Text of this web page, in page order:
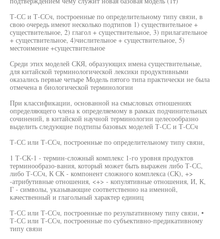
Т-СС и Т-ССч, построенные по определительному типу связи, в
свою очередь имеют несколько подтипов 1) существительное +
существительное, 2) глагол + существительное, 3) прилагательное
+ существительное, 4)числительное + существительное, 5)
местоимение +существительное
Среди этих моделей СКЯ, образующих имена существительные,
для китайской терминологической лексики продуктивными
оказались первые четыре Модель пятого типа практически не была
отмечена в биологической терминологии
При классификации, основанной на смысловых отношениях
определяющего члена к определяемому в рамках подчинительных
сочинений, в китайской научной терминологии целесообразно
выделить следующие подтипы базовых моделей Т-СС и Т-ССч
Т-СС или Т-ССч, построенные по определительному типу связи,
1 Т-СК-1 - термин-сложный комплекс 1-го уровня продуктов
терминообразо-вания, который может быть выражен либо Т-СС,
либо Т-ССч, К СК - компонент сложного комплекса (СК), +>
-атрибутивные отношения, <+> - копулятивные отношения, И, К,
Г - символы, указывающие соответственно на именной,
качественный и глагольный характер единиц
Т-СС или Т-ССч, построенные по результативному типу связи, •
Т-СС или Т-ССч, построенные по субъективно-предикативному
типу связи